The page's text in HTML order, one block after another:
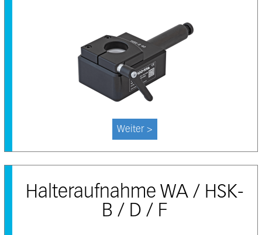
Weiter >
Halteraufnahme WA / HSK-
B / D / F